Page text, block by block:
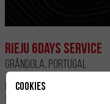
Rieju 6Days Service
Grândola, Portugal
RIEJU estará presente
Cookies